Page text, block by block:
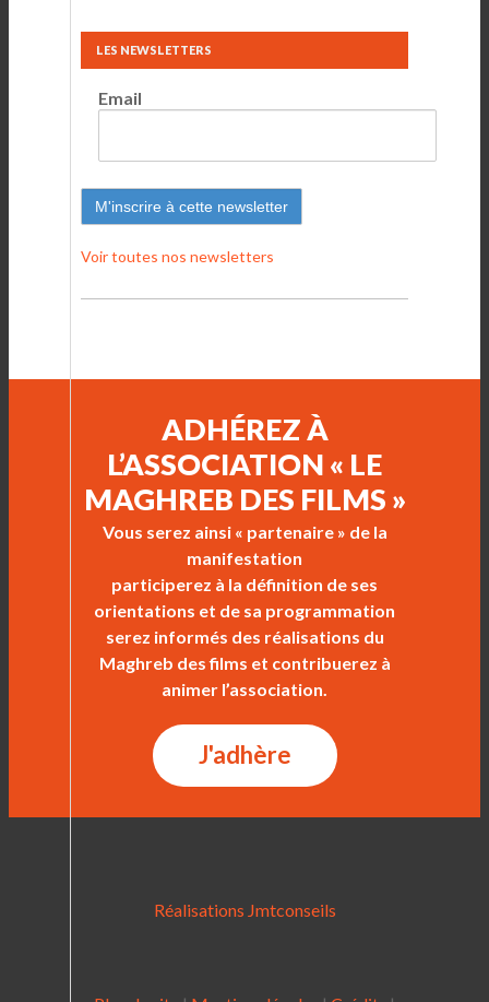
LES NEWSLETTERS
Email
Voir toutes nos newsletters
ADHÉREZ À
L’ASSOCIATION « LE
MAGHREB DES FILMS »
Vous serez ainsi « partenaire » de la
manifestation
participerez à la définition de ses
orientations et de sa programmation
serez informés des réalisations du
Maghreb des films et contribuerez à
animer l’association.
J'adhère
Réalisations Jmtconseils